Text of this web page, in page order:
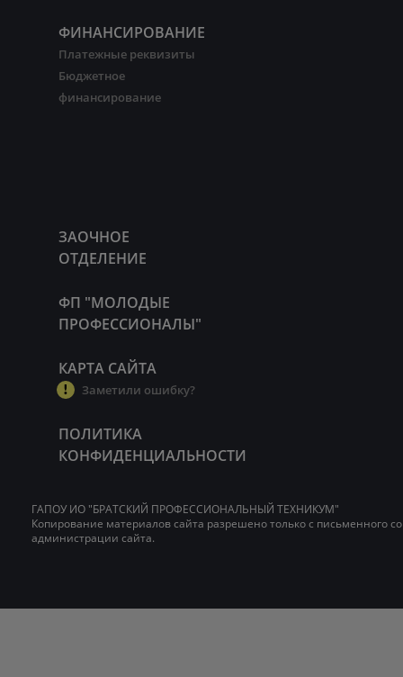
ФИНАНСИРОВАНИЕ
Платежные реквизиты
Бюджетное
финансирование
ЗАОЧНОЕ
ОТДЕЛЕНИЕ
ФП "МОЛОДЫЕ
ПРОФЕССИОНАЛЫ"
КАРТА САЙТА
Заметили ошибку?
ПОЛИТИКА
КОНФИДЕНЦИАЛЬНОСТИ
ГАПОУ ИО "БРАТСКИЙ ПРОФЕССИОНАЛЬНЫЙ ТЕХНИКУМ"
Копирование материалов сайта разрешено только с письменного
администрации сайта.